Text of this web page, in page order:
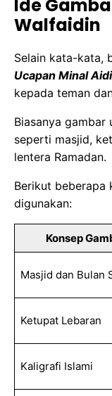
Ide
Walfaidin
Selain kata-kata,
Ucapan Minal
kepada teman
Biasanya gambar
seperti masjid,
lentera Ramadan.
Berikut beberapa
digunakan:
Konsep
Masjid dan Bulan
Ketupat Lebaran
Kaligrafi Islami